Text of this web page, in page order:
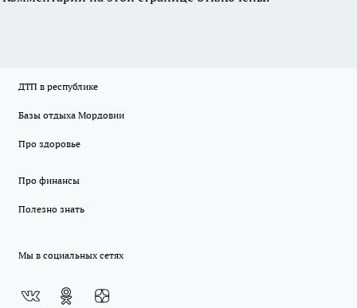
ДТП в республике
Базы отдыха Мордовии
Про здоровье
Про финансы
Полезно знать
Мы в социальных сетях